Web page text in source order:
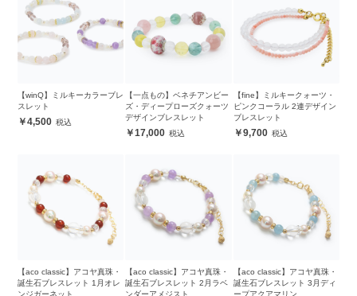
【winQ】ミルキーカラーブレ
スレット
4,500
【一点もの】ベネチアンビー
ズ・ディープローズクォーツ
デザインブレスレット
17,000
【fine】ミルキークォーツ・
ピンクコーラル 2連デザイン
ブレスレット
9,700
【aco classic】アコヤ真珠・
誕生石ブレスレット 1月オレ
【aco classic】アコヤ真珠・
誕生石ブレスレット 2月ラベ
【aco classic】アコヤ真珠・
誕生石ブレスレット 3月ディ